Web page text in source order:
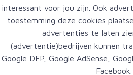
interessant voor jou zijn. Ook
toestemming deze cookies
advertenties te laten
(advertentie)bedrijven kunnen
Google DFP, Google AdSense,
Facebook.